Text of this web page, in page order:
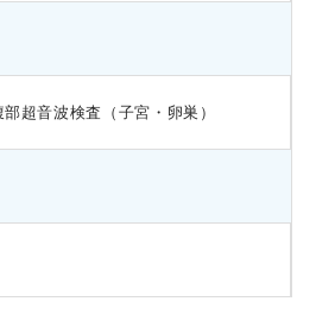
超音波検査（子宮・卵巣）